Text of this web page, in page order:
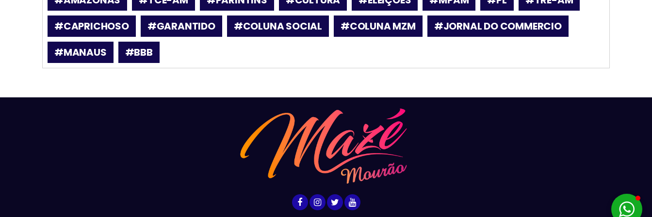
#CAPRICHOSO
#GARANTIDO #COLUNA SOCIAL #COLUNA MZM
#JORNAL DO COMMERCIO
#MANAUS
#BBB